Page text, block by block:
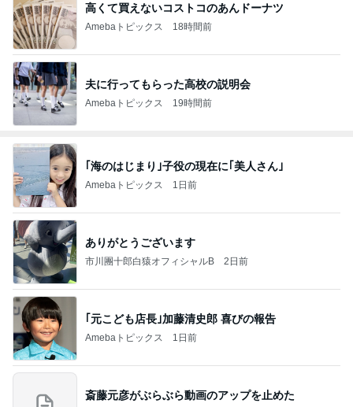
高くて買えないコストコのあんドーナツ
Amebaトピックス 18時間前
夫に行ってもらった高校の説明会
Amebaトピックス 19時間前
｢海のはじまり｣子役の現在に｢美人さん｣
Amebaトピックス 1日前
ありがとうございます
市川團十郎白猿オフィシャルB 2日前
｢元こども店長｣加藤清史郎 喜びの報告
Amebaトピックス 1日前
斎藤元彦がぶらぶら動画のアップを止めた